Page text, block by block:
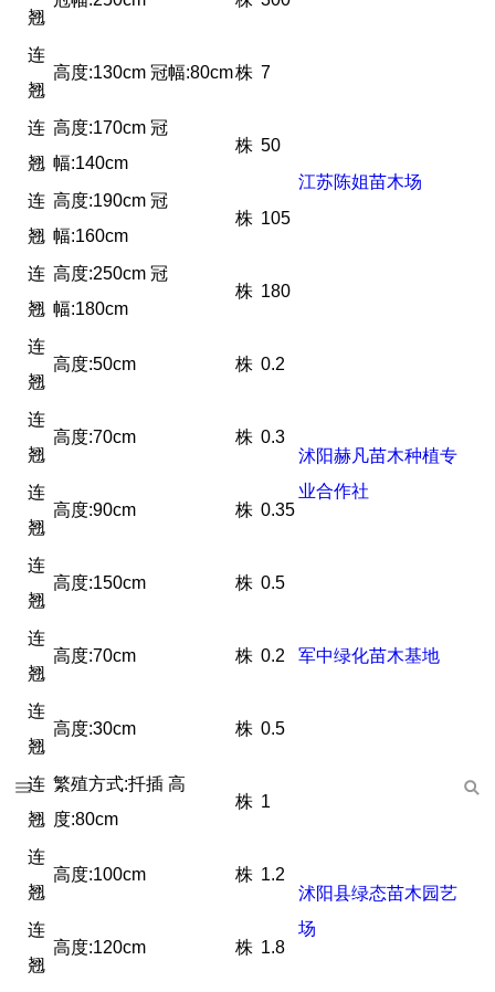
翘
连
翘
高度:130cm 冠幅:80cm株 7
江苏陈姐苗木场
连
翘
高度:170cm 冠
幅:140cm
株 50
连
翘
高度:190cm 冠
幅:160cm
株 105
连
翘
高度:250cm 冠
幅:180cm
株 180
连
翘
高度:50cm 株 0.2
沭阳赫凡苗木种植专
业合作社
连
翘
高度:70cm 株 0.3
连
翘
高度:90cm 株 0.35
连
翘
高度:150cm 株 0.5
连
翘
高度:70cm 株 0.2 军中绿化苗木基地
连
翘
高度:30cm 株 0.5
沭阳县绿态苗木园艺
场
连
翘
繁殖方式:扦插 高
度:80cm
株 1
连
翘
高度:100cm 株 1.2
连
翘
高度:120cm 株 1.8